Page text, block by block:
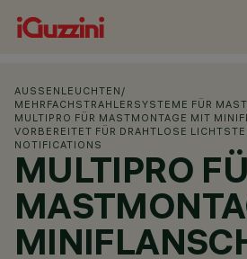
AUSSENLEUCHTEN /
MEHRFACHSTRAHLERSYSTEME FÜR
MULTIPRO FÜR MASTMONTAGE MIT
VORBEREITET FÜR DRAHTLOSE
NOTIFICATIONS
MULTIPRO